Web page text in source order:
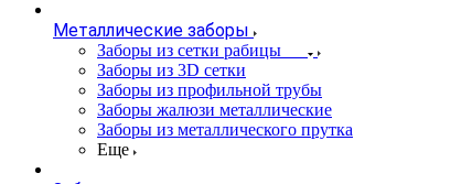
Металлические заборы
Заборы из сетки рабицы
Заборы из 3D сетки
Заборы из профильной трубы
Заборы жалюзи металлические
Заборы из металлического прутка
Еще